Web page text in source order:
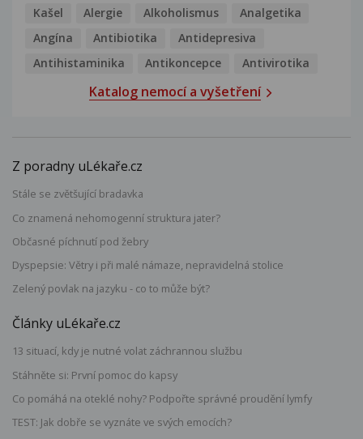
Kašel Alergie Alkoholismus
Analgetika
Angína
Antibiotika
Antidepresiva
Antihistaminika
Antikoncepce Antivirotika
Katalog nemocí a vyšetření
Z poradny uLékaře.cz
Stále se zvětšující bradavka
Co znamená nehomogenní struktura jater?
Občasné píchnutí pod žebry
Dyspepsie: Větry i při malé námaze, nepravidelná stolice
Zelený povlak na jazyku - co to může být?
Články uLékaře.cz
13 situací, kdy je nutné volat záchrannou službu
Stáhněte si: První pomoc do kapsy
Co pomáhá na oteklé nohy? Podpořte správné proudění lymfy
TEST: Jak dobře se vyznáte ve svých emocích?